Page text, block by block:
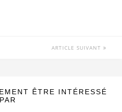
ARTICLE SUIVANT
ÊTRE INTÉRESSÉ
PAR